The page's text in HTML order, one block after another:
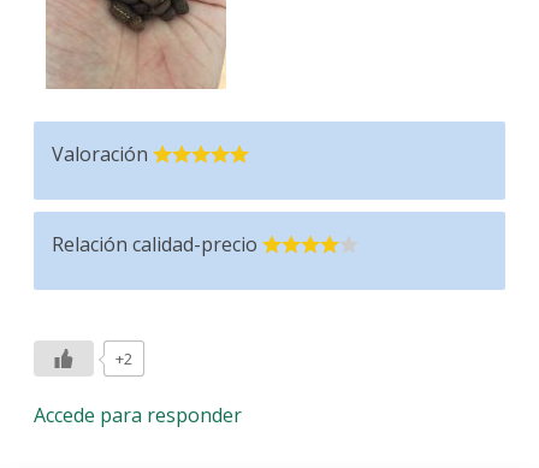
Valoración
Relación calidad-precio
+2
Accede para responder